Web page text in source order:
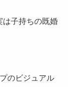
は子持ちの既婚
のビジュアル